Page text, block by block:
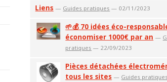
Liens — Guides pratiques — 02/11/2023
🌱💰 70 idées éco-
économiser 1000€ par an —
pratiques — 22/09/2023
Pièces détachées
tous les sites — Guides pratiques